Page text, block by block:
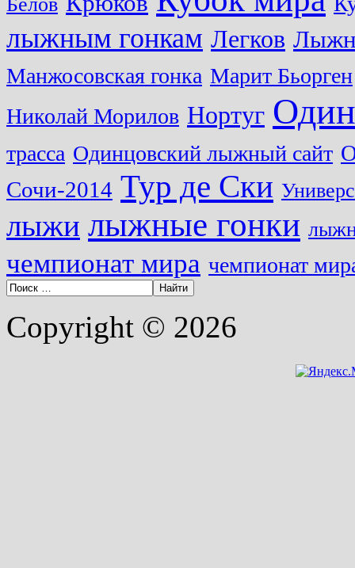
лыжным гонкам Легков
Манжосовская гонка Марит Бьорген
Николай Морилов Нортуг
трасса Одинцовский лыжный сайт
Сочи-2014 Тур де Ски
лыжи лыжные гонки
чемпионат мира чемпионат
Copyright © 2026